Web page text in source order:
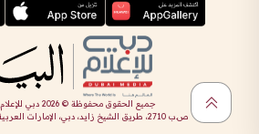
جميع الحقوق محفوظة ©2026 دبي للإعلام
ص.ب 2710، طريق الشيخ زايد، دبي، الإمارات العربية المتحدة